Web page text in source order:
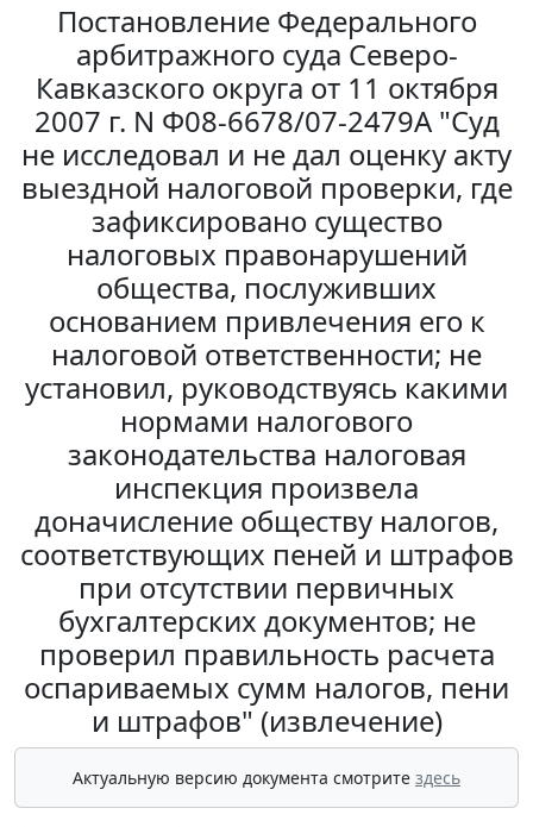
Постановление Федерального
арбитражного суда Северо-
Кавказского округа от 11 октября
2007 г. N Ф08-6678/07-2479А "Суд
не исследовал и не дал оценку акту
выездной налоговой проверки, где
зафиксировано существо
налоговых правонарушений
общества, послуживших
основанием привлечения его к
налоговой ответственности; не
установил, руководствуясь какими
нормами налогового
законодательства налоговая
инспекция произвела
доначисление обществу налогов,
соответствующих пеней и штрафов
при отсутствии первичных
бухгалтерских документов; не
проверил правильность расчета
оспариваемых сумм налогов, пени
и штрафов" (извлечение)
Актуальную версию документа смотрите здесь